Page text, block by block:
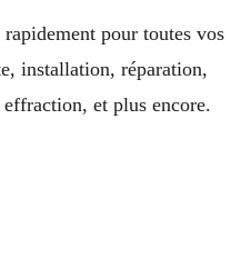
pour toutes vos
installation, réparation,
et plus encore.